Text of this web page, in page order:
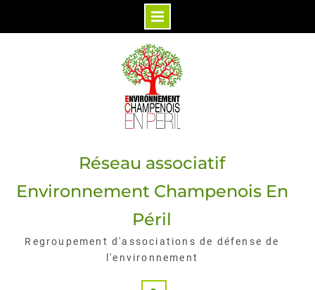
Réseau associatif
Environnement Champenois En
Péril
Regroupement d'associations de défense de
l'environnement